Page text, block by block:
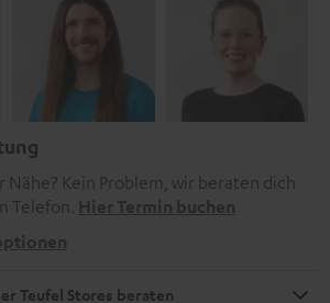
Nähe? Kein Problem, wir beraten dich
Telefon. Hier Termin buchen
Teufel Stores beraten